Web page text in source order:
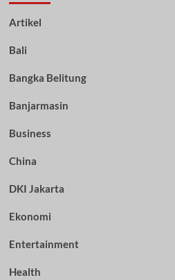
Artikel
Bali
Bangka Belitung
Banjarmasin
Business
China
DKI Jakarta
Ekonomi
Entertainment
Health